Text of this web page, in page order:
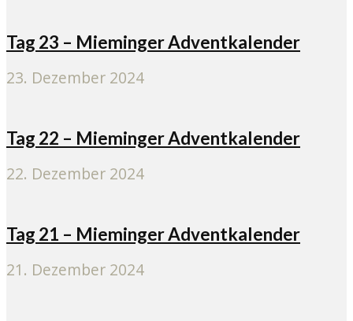
Tag 23 – Mieminger Adventkalender
23. Dezember 2024
Tag 22 – Mieminger Adventkalender
22. Dezember 2024
Tag 21 – Mieminger Adventkalender
21. Dezember 2024